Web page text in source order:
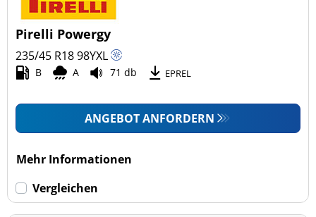
Pirelli Powergy
235/45 R1898YXL
B A 71 db EPREL
ANGEBOT ANFORDERN
Mehr Informationen
Vergleichen